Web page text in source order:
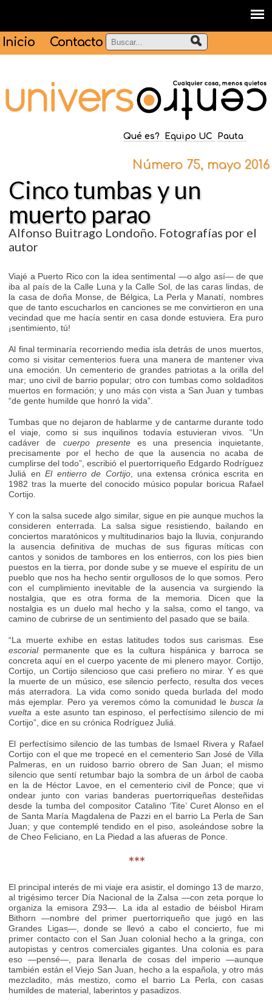
Inicio Contacto
Qué es? Equipo UC Pauta
Número 75, mayo 2016
Cinco tumbas y un
muerto parao
Alfonso Buitrago Londoño. Fotografías por el
autor
Viajé a Puerto Rico con la idea sentimental —o algo así— de que
iba al país de la Calle Luna y la Calle Sol, de las caras lindas, de
la casa de doña Monse, de Bélgica, La Perla y Manatí, nombres
que de tanto escucharlos en canciones se me convirtieron en una
vecindad que me hacía sentir en casa donde estuviera. Era puro
¡sentimiento, tú!
Al final terminaría recorriendo media isla detrás de unos muertos,
como si visitar cementerios fuera una manera de mantener viva
una emoción. Un cementerio de grandes patriotas a la orilla del
mar; uno civil de barrio popular; otro con tumbas como soldaditos
muertos en formación; y uno más con vista a San Juan y tumbas
“de gente humilde que honró la vida”.
Tumbas que no dejaron de hablarme y de cantarme durante todo
el viaje, como si sus inquilinos todavía estuvieran vivos. “Un
cadáver de cuerpo presente es una presencia inquietante,
precisamente por el hecho de que la ausencia no acaba de
cumplirse del todo”, escribió el puertorriqueño Edgardo Rodríguez
Juliá en El entierro de Cortijo, una extensa crónica escrita en
1982 tras la muerte del conocido músico popular boricua Rafael
Cortijo.
Y con la salsa sucede algo similar, sigue en pie aunque muchos la
consideren enterrada. La salsa sigue resistiendo, bailando en
conciertos maratónicos y multitudinarios bajo la lluvia, conjurando
la ausencia definitiva de muchas de sus figuras míticas con
cantos y sonidos de tambores en los entierros, con los pies bien
puestos en la tierra, por donde sube y se mueve el espíritu de un
pueblo que nos ha hecho sentir orgullosos de lo que somos. Pero
con el cumplimiento inevitable de la ausencia va surgiendo la
nostalgia, que es otra forma de la memoria. Dicen que la
nostalgia es un duelo mal hecho y la salsa, como el tango, va
camino de cubrirse de un sentimiento del pasado que se baila.
“La muerte exhibe en estas latitudes todos sus carismas. Ese
escorial permanente que es la cultura hispánica y barroca se
concreta aquí en el cuerpo yacente de mi plenero mayor. Cortijo,
Cortijo, un Cortijo silencioso que casi prefiero no mirar. Y es que
la muerte de un músico, ese silencio perfecto, resulta dos veces
más aterradora. La vida como sonido queda burlada del modo
más ejemplar. Pero ya veremos cómo la comunidad le busca la
vuelta a este asunto tan espinoso, el perfectísimo silencio de mi
Cortijo”, dice en su crónica Rodríguez Juliá.
El perfectísimo silencio de las tumbas de Ismael Rivera y Rafael
Cortijo con el que me tropecé en el cementerio San José de Villa
Palmeras, en un ruidoso barrio obrero de San Juan; el mismo
silencio que sentí retumbar bajo la sombra de un árbol de caoba
en la de Héctor Lavoe, en el cementerio civil de Ponce; que vi
ondear junto con varias banderas puertorriqueñas desteñidas
desde la tumba del compositor Catalino ‘Tite’ Curet Alonso en el
de Santa María Magdalena de Pazzi en el barrio La Perla de San
Juan; y que contemplé tendido en el piso, asoleándose sobre la
de Cheo Feliciano, en La Piedad a las afueras de Ponce.
***
El principal interés de mi viaje era asistir, el domingo 13 de marzo,
al trigésimo tercer Día Nacional de la Zalsa —con zeta porque lo
organiza la emisora Z93—. La ida al estadio de béisbol Hiram
Bithorn —nombre del primer puertorriqueño que jugó en las
Grandes Ligas—, donde se llevó a cabo el concierto, fue mi
primer contacto con el San Juan colonial hecho a la gringa, con
autopistas y centros comerciales gigantes. Una colonia es para
eso —pensé—, para llenarla de cosas del imperio —aunque
también están el Viejo San Juan, hecho a la española, y otro más
mezcladito, más mestizo, como el barrio La Perla, con casas
humildes de material, laberintos y pasadizos.